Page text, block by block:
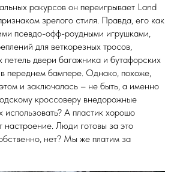
ракурсов он переигрывает Land
зрелого стиля. Правда, его как
псевдо-офф-роудными игрушками,
для веткорезных тросов,
петель двери багажника и бутафорских
переднем бампере. Однако, похоже,
и заключалась – не быть, а именно
кроссоверу внедорожные
использовать? А пластик хорошо
настроение. Люди готовы за это
нет? Мы же платим за